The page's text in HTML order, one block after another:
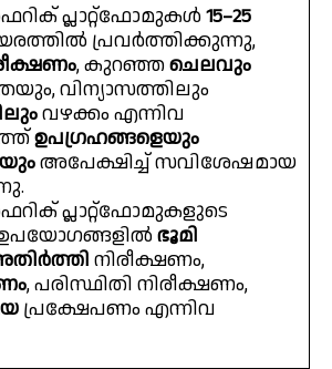
പ്ലാറ്റ്‌ഫോമുകൾ15–25
പ്രവർത്തിക്കുന്നു,
, കുറഞ്ഞചെലവും
വിന്യാസത്തിലും
വഴക്കം എന്നിവ
ഉപഗ്രഹങ്ങളെയും
അപേക്ഷിച്ച് സവിശേഷമായ
പ്ലാറ്റ്‌ഫോമുകളുടെ
ഭൂമി
നിരീക്ഷണം,
, പരിസ്ഥിതി നിരീക്ഷണം,
പ്രക്ഷേപണം എന്നിവ